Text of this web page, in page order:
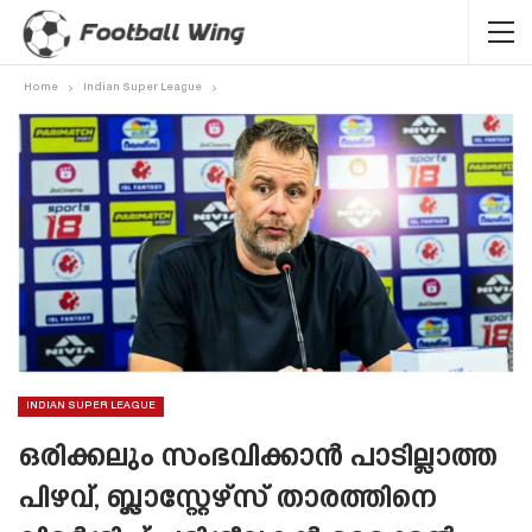
Home Indian Super League
INDIAN SUPER LEAGUE
ഒരിക്കലും സംഭവിക്കാൻ പാടില്ലാത്ത
പിഴവ്, ബ്ലാസ്റ്റേഴ്‌സ് താരത്തിനെ